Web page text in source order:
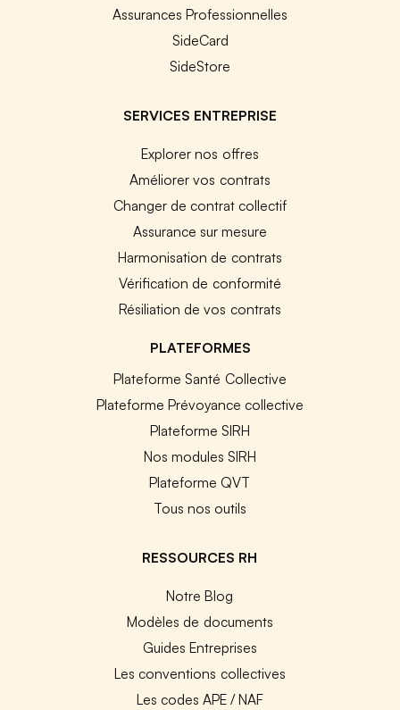
Assurances Professionnelles
SideCard
SideStore
SERVICES ENTREPRISE
Explorer nos offres
Améliorer vos contrats
Changer de contrat collectif
Assurance sur mesure
Harmonisation de contrats
Vérification de conformité
Résiliation de vos contrats
PLATEFORMES
Plateforme Santé Collective
Plateforme Prévoyance collective
Plateforme SIRH
Nos modules SIRH
Plateforme QVT
Tous nos outils
RESSOURCES RH
Notre Blog
Modèles de documents
Guides Entreprises
Les conventions collectives
Les codes APE / NAF